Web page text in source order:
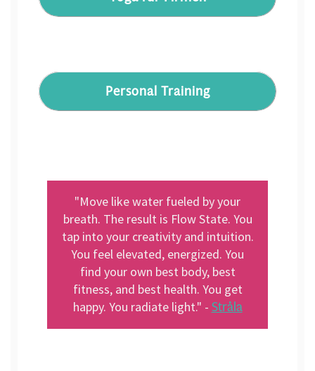
Personal Training
"Move like water fueled by your
breath. The result is Flow State. You
tap into your creativity and intuition.
You feel elevated, energized. You
find your own best body, best
fitness, and best health. You get
happy. You radiate light." - Stråla